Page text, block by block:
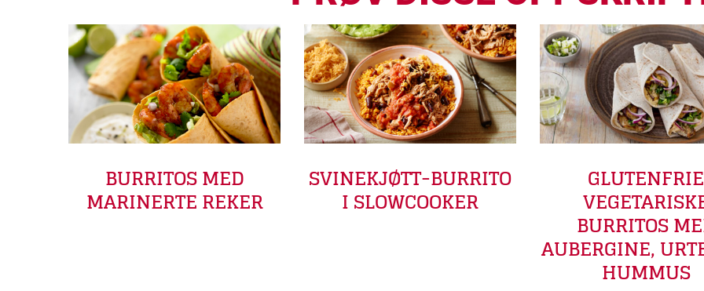
BURRITOS MED
MARINERTE REKER
SVINEKJØTT-BURRITO
I SLOWCOOKER
GLUTENFRIE
BURRITOS
AUBERGINE,
HUMMUS